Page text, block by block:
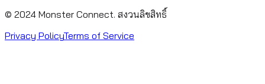
© 2024 Monster Connect. สงวนลิขสิทธิ์
Privacy PolicyTerms of Service